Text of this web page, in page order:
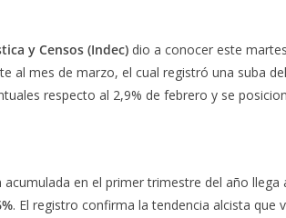
y Censos (Indec) dio a conocer este
al mes de marzo, el cual registró una suba del
respecto al 2,9% de febrero y se
en el primer trimestre del año llega
. El registro confirma la tendencia alcista que